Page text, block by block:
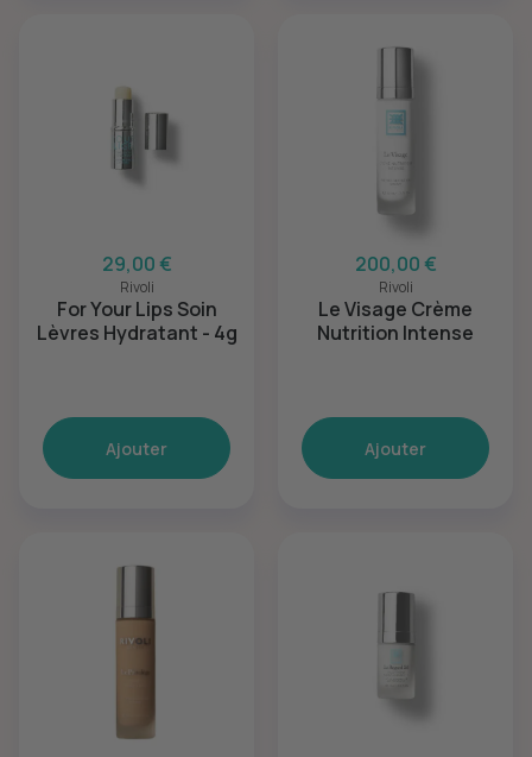
29,00 €
Rivoli
For Your Lips Soin
Lèvres Hydratant - 4g
Ajouter
200,00 €
Rivoli
Le Visage Crème
Nutrition Intense
Ajouter